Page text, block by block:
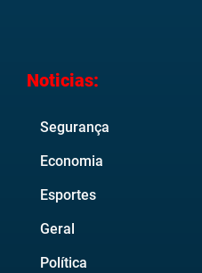
Noticias:
Segurança
Economia
Esportes
Geral
Política